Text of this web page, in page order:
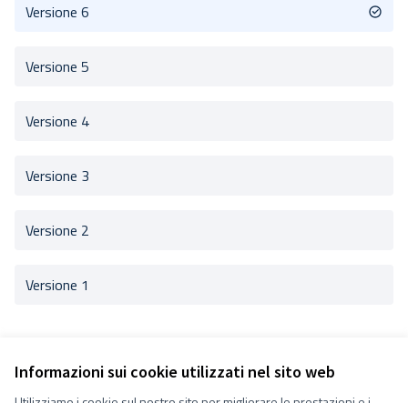
Informazioni sui cookie utilizzati nel sito web
Versione 6
Versione 5
Versione 4
Versione 3
Versione 2
Versione 1